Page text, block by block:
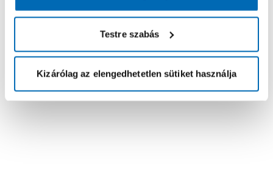
Testre szabás
Kizárólag az elengedhetetlen sütiket használja